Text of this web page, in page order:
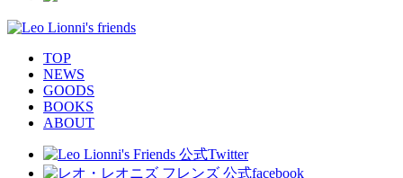
TOP
NEWS
GOODS
BOOKS
ABOUT